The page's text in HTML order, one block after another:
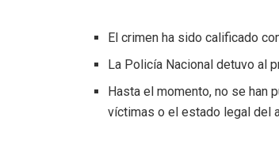
El crimen ha sido calificado
La Policía Nacional detuvo al
Hasta el momento, no se han
víctimas o el estado legal del